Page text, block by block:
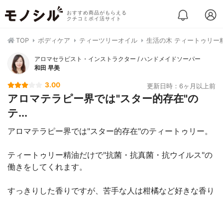
おすすめ商品がもらえる
クチコミポイ活サイト
TOP ボディケア ティーツリーオイル 生活の木 ティートゥリー
アロマセラピスト・インストラクター / ハンドメイドソーパー
和田 早美
3.00 更新日時：6ヶ月以上前
アロマテラピー界では"スター的存在"の
テ...
アロマテラピー界では"スター的存在"のティートゥリー。
ティートゥリー精油だけで"抗菌・抗真菌・抗ウイルス"の
働きをしてくれます。
すっきりした香りですが、苦手な人は柑橘など好きな香り